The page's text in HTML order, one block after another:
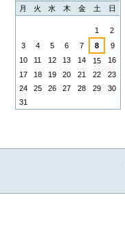
月 火 水 木 金 土 日
1
2
3
4 5 6 7 8
9
10
11 12 13 14 15
16
17
18 19 20 21 22
23
24
25 26 27 28 29
30
31